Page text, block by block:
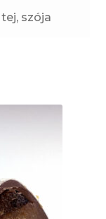
tej, szója